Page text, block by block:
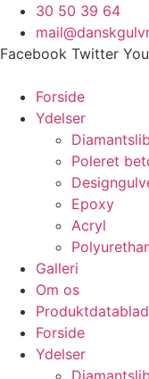
Videre
indhold
30 50 39 64
Facebook Twitter
Forside
Ydelser
Poleret
Epoxy
Acryl
Galleri
Om os
Produktdatablad
Forside
Ydelser